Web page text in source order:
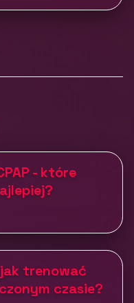
- które
trenować
czasie?